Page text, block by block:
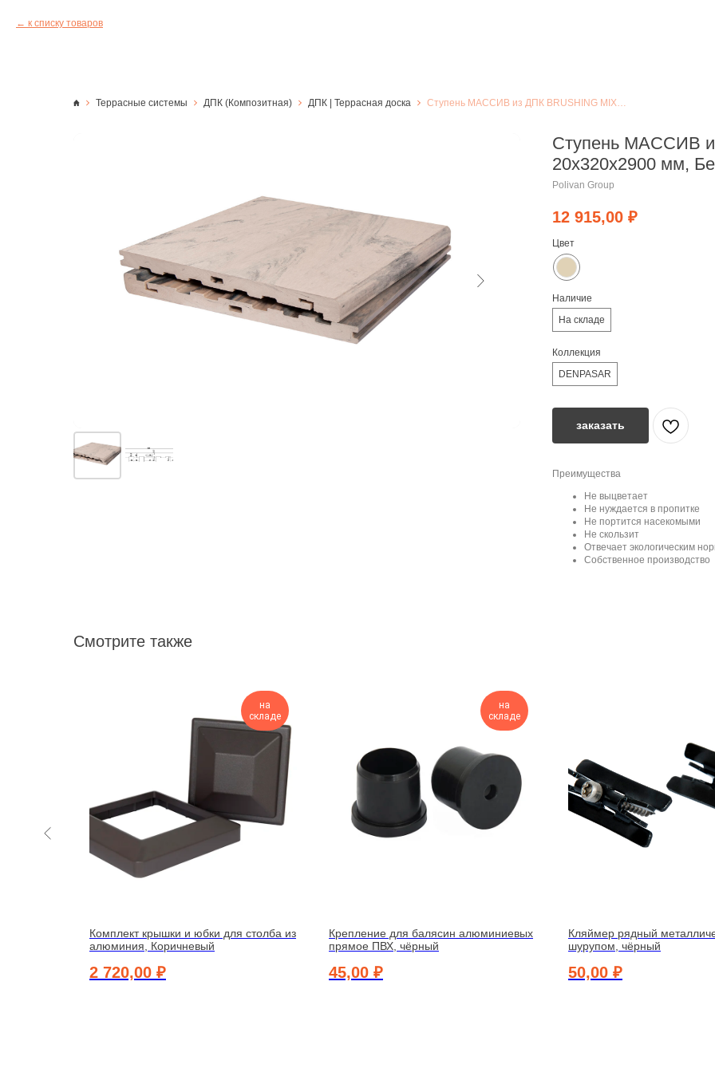
к списку товаров
Террасные системы ДПК (Композитная) ДПК | Террасная доска
Ступень МАССИВ
20х320х2900 мм,
Polivan Group
12 915,00 ₽
Цвет
Наличие
На складе
Коллекция
DENPASAR
заказать
Преимущества
Не выцветает
Не нуждается в пропитке
Не портится насекомыми
Не скользит
Отвечает экологическим
Собственное производство
Смотрите также
на
складе
Комплект крышки и юбки для столба из
алюминия, Коричневый
2 720,00 ₽
на
складе
Крепление для балясин алюминиевых
прямое ПВХ, чёрный
45,00 ₽
Кляймер рядный
шурупом, чёрный
50,00 ₽